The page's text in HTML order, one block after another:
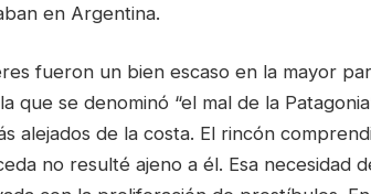
en Argentina.
fueron un bien escaso en la mayor
que se denominó “el mal de la
alejados de la costa. El rincón
no resulté ajeno a él. Esa necesidad